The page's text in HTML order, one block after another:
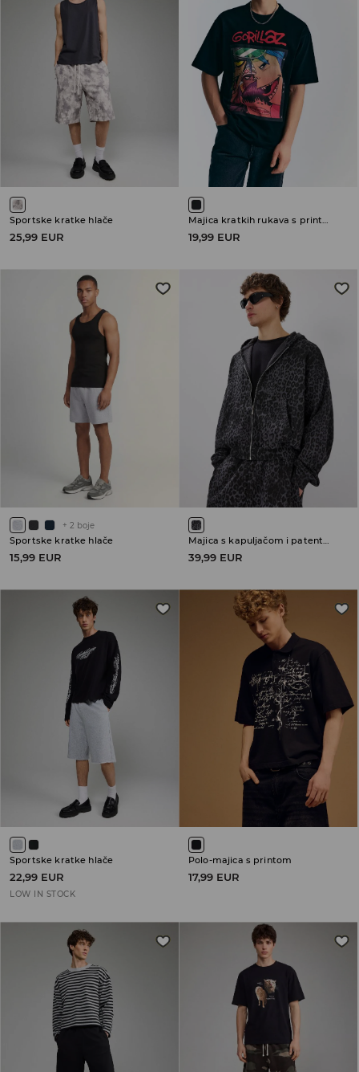
Sportske kratke hlače
25,99 EUR
Majica kratkih rukava s printom Gorillaz
19,99 EUR
+ 2 boje
Sportske kratke hlače
15,99 EUR 39,99 EUR
Sportske kratke hlače
22,99 EUR
LOW IN STOCK
Polo-majica s printom
17,99 EUR